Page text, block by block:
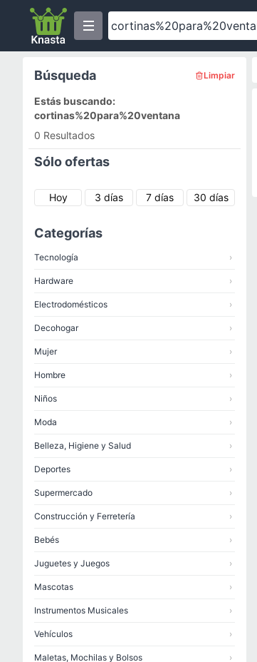
Búsqueda Limpiar
Estás buscando:
cortinas%20para%20ventana
0 Resultados
Sólo ofertas
Hoy 3 días 7 días 30 días
Categorías
Tecnología ›
Hardware ›
Electrodomésticos ›
Decohogar ›
Mujer ›
Hombre ›
Niños ›
Moda ›
Belleza, Higiene y Salud ›
Deportes ›
Supermercado ›
Construcción y Ferretería ›
Bebés ›
Juguetes y Juegos ›
Mascotas ›
Instrumentos Musicales ›
Vehículos ›
Maletas, Mochilas y Bolsos ›